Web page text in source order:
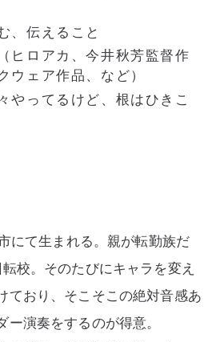
、伝えること
ヒロアカ、今井秋芳監督作
ウェア作品、など）
やってるけど、根はひきこ
にて生まれる。親が転勤族だ
校。そのたびにキャラを変え
ており、そこそこの絶対音感あ
ー演奏をするのが得意。